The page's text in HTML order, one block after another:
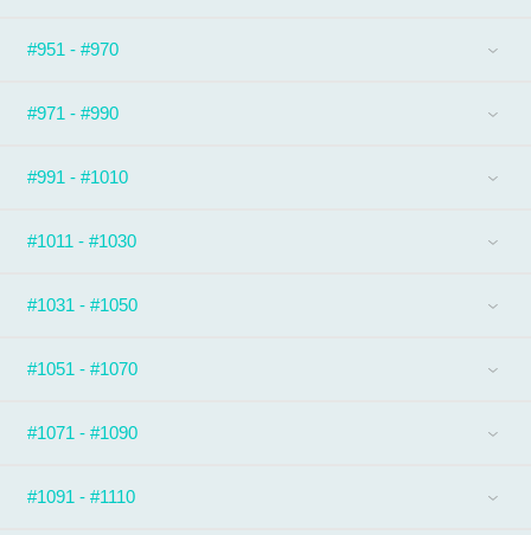
#951 - #970
#971 - #990
#991 - #1010
#1011 - #1030
#1031 - #1050
#1051 - #1070
#1071 - #1090
#1091 - #1110